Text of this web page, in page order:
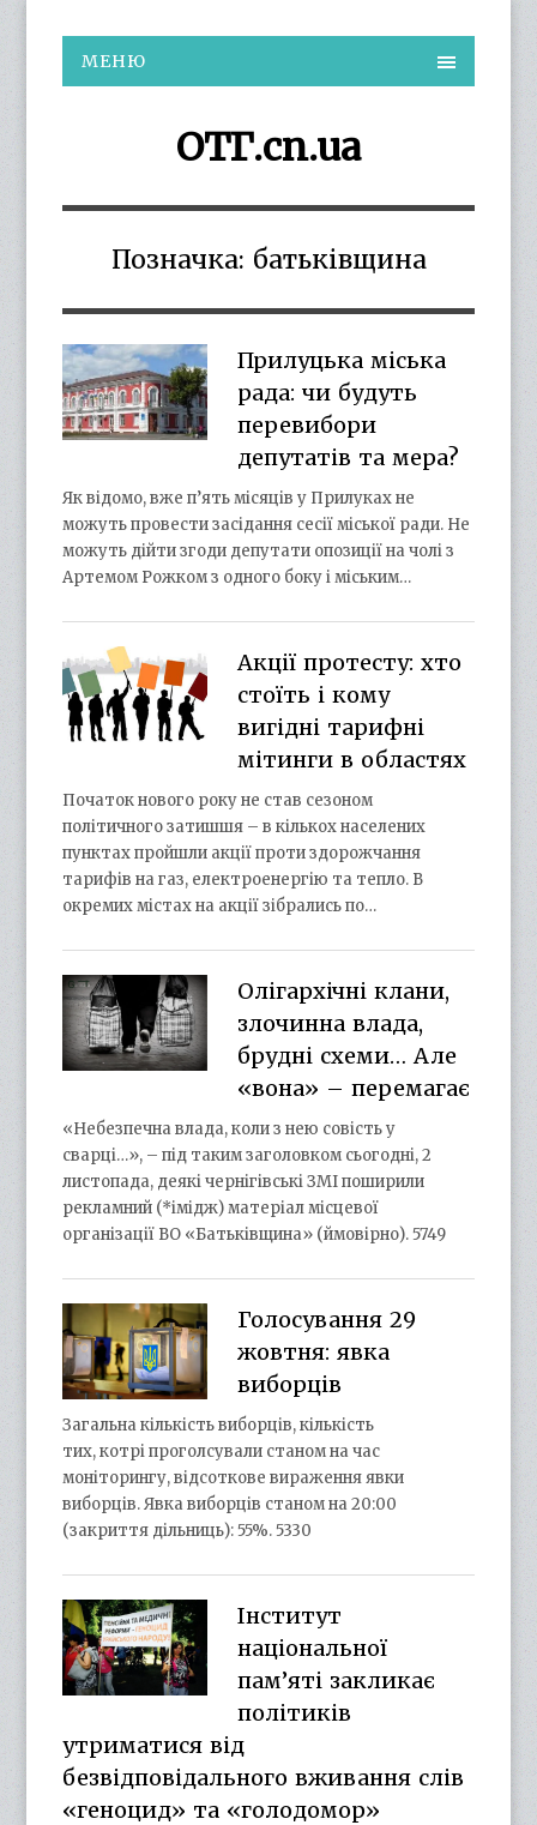
МЕНЮ
ОТГ.cn.ua
Позначка: батьківщина
Прилуцька міська
рада: чи будуть
перевибори
депутатів та мера?
Як відомо, вже п’ять місяців у Прилуках не
можуть провести засідання сесії міської ради. Не
можуть дійти згоди депутати опозиції на чолі з
Артемом Рожком з одного боку і міським…
Акції протесту: хто
стоїть і кому
вигідні тарифні
мітинги в областях
Початок нового року не став сезоном
політичного затишшя – в кількох населених
пунктах пройшли акції проти здорожчання
тарифів на газ, електроенергію та тепло. В
окремих містах на акції зібрались по…
Олігархічні клани,
злочинна влада,
брудні схеми… Але
«вона» – перемагає
«Небезпечна влада, коли з нею совість у
сварці…», – під таким заголовком сьогодні, 2
листопада, деякі чернігівські ЗМІ поширили
рекламний (*імідж) матеріал місцевої
організації ВО «Батьківщина» (ймовірно). 5749
Голосування 29
жовтня: явка
виборців
Загальна кількість виборців, кількість
тих, котрі проголсували станом на час
моніторингу, відсоткове вираження явки
виборців. Явка виборців станом на 20:00
(закриття дільниць): 55%. 5330
Інститут
національної
пам’яті закликає
політиків
утриматися від
безвідповідального вживання слів
«геноцид» та «голодомор»